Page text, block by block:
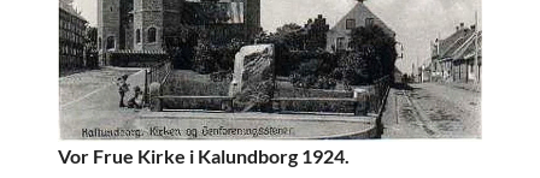
Vor Frue Kirke i Kalundborg 1924.